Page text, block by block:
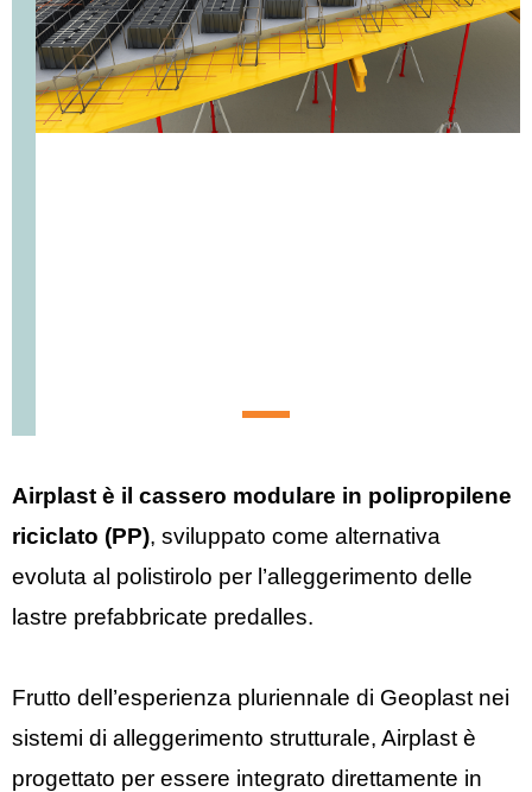
Airplast è il cassero modulare in polipropilene
riciclato (PP), sviluppato come alternativa
evoluta al polistirolo per l’alleggerimento delle
lastre prefabbricate predalles.
Frutto dell’esperienza pluriennale di Geoplast nei
sistemi di alleggerimento strutturale, Airplast è
progettato per essere integrato direttamente in